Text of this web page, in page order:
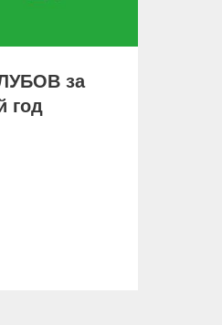
за
год